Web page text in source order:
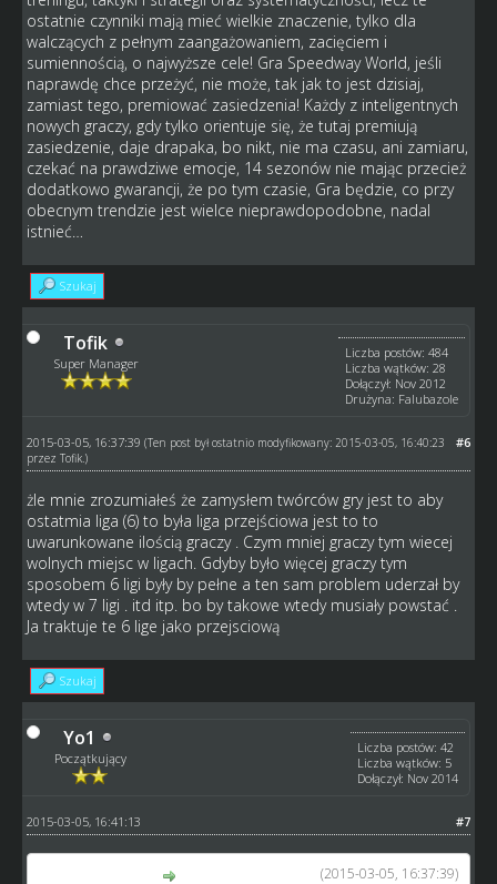
ostatnie czynniki mają mieć wielkie znaczenie, tylko dla
walczących z pełnym zaangażowaniem, zacięciem i
sumiennością, o najwyższe cele! Gra Speedway World, jeśli
naprawdę chce przeżyć, nie może, tak jak to jest dzisiaj,
zamiast tego, premiować zasiedzenia! Każdy z inteligentnych
nowych graczy, gdy tylko orientuje się, że tutaj premiują
zasiedzenie, daje drapaka, bo nikt, nie ma czasu, ani zamiaru,
czekać na prawdziwe emocje, 14 sezonów nie mając przecież
dodatkowo gwarancji, że po tym czasie, Gra będzie, co przy
obecnym trendzie jest wielce nieprawdopodobne, nadal
istnieć…
Szukaj
Tofik
Super Manager
Liczba postów: 484
Liczba wątków: 28
Dołączył: Nov 2012
Drużyna: Falubazole
#6
2015-03-05, 16:37:39 (Ten post był ostatnio modyfikowany: 2015-03-05, 16:40:23
przez Tofik.)
żle mnie zrozumiałeś że zamysłem twórców gry jest to aby
ostatmia liga (6) to była liga przejściowa jest to to
uwarunkowane ilością graczy . Czym mniej graczy tym wiecej
wolnych miejsc w ligach. Gdyby było więcej graczy tym
sposobem 6 ligi były by pełne a ten sam problem uderzał by
wtedy w 7 ligi . itd itp. bo by takowe wtedy musiały powstać .
Ja traktuje te 6 lige jako przejsciową
Szukaj
Yo1
Początkujący
Liczba postów: 42
Liczba wątków: 5
Dołączył: Nov 2014
#7
2015-03-05, 16:41:13
(2015-03-05, 16:37:39)